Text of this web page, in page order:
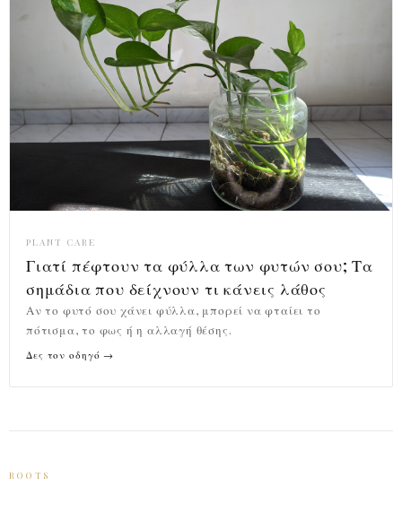
PLANT CARE
Γιατί πέφτουν τα φύλλα των φυτών σου; Τα
σημάδια που δείχνουν τι κάνεις λάθος
Αν το φυτό σου χάνει φύλλα, μπορεί να φταίει το
πότισμα, το φως ή η αλλαγή θέσης.
Δες τον οδηγό →
ROOTS